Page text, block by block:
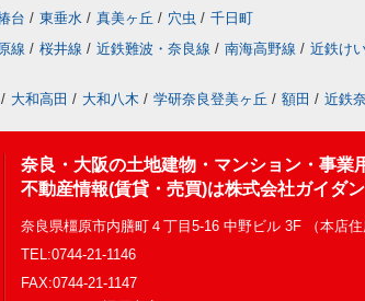
台 / 東垂水 / 真美ヶ丘 / 穴虫 / 千日町
線 / 桜井線 / 近鉄難波・奈良線 / 南海高野線 / 近鉄け
/ 大和高田 / 大和八木 / 学研奈良登美ヶ丘 / 額田 / 近鉄
奈良・大阪の土地建物・マンション・事業
不動産情報(賃貸・売買)は株式会社ガイダ
奈良県橿原市内膳町４丁目5-16 中野ビル 3F （本店住
TEL:0744-21-1146
FAX:0744-21-1147